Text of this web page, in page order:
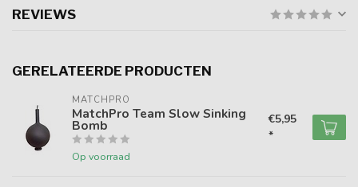
REVIEWS
GERELATEERDE PRODUCTEN
MATCHPRO
MatchPro Team Slow Sinking
Bomb
Op voorraad
€5,95
*